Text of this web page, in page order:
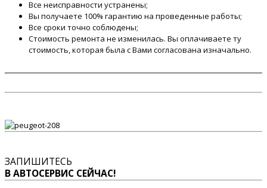
Все неисправности устранены;
Вы получаете 100% гарантию на проведенные работы;
Все сроки точно соблюдены;
Стоимость ремонта не изменилась. Вы оплачиваете ту
стоимость, которая была с Вами согласована изначально.
ЗАПИШИТЕСЬ
В АВТОСЕРВИС СЕЙЧАС!